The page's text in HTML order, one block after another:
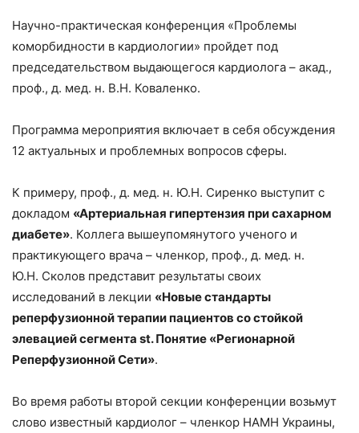
Научно-практическая конференция «Проблемы
коморбидности в кардиологии» пройдет под
председательством выдающегося кардиолога – акад.,
проф., д. мед. н. В.Н. Коваленко.
Программа мероприятия включает в себя обсуждения
12 актуальных и проблемных вопросов сферы.
К примеру, проф., д. мед. н. Ю.Н. Сиренко выступит с
докладом «Артериальная гипертензия при сахарном
диабете». Коллега вышеупомянутого ученого и
практикующего врача – членкор, проф., д. мед. н.
Ю.Н. Сколов представит результаты своих
исследований в лекции «Новые стандарты
реперфузионной терапии пациентов со стойкой
элевацией сегмента st. Понятие «Регионарной
Реперфузионной Сети».
Во время работы второй секции конференции возьмут
слово известный кардиолог – членкор НАМН Украины,